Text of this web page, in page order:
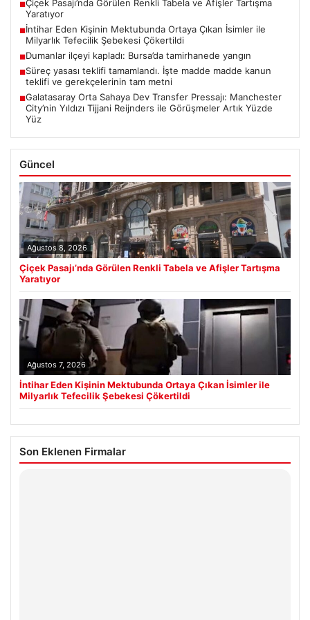
■Çiçek Pasajı’nda Görülen Renkli Tabela ve Afişler Tartışma
Yaratıyor
■İntihar Eden Kişinin Mektubunda Ortaya Çıkan İsimler ile
Milyarlık Tefecilik Şebekesi Çökertildi
■Dumanlar ilçeyi kapladı: Bursa’da tamirhanede yangın
■Süreç yasası teklifi tamamlandı. İşte madde madde kanun
teklifi ve gerekçelerinin tam metni
■Galatasaray Orta Sahaya Dev Transfer Pressajı: Manchester
City’nin Yıldızı Tijjani Reijnders ile Görüşmeler Artık Yüzde
Yüz
Güncel
Ağustos 8, 2026
Çiçek Pasajı’nda Görülen Renkli Tabela ve Afişler Tartışma
Yaratıyor
Ağustos 7, 2026
İntihar Eden Kişinin Mektubunda Ortaya Çıkan İsimler ile
Milyarlık Tefecilik Şebekesi Çökertildi
Son Eklenen Firmalar